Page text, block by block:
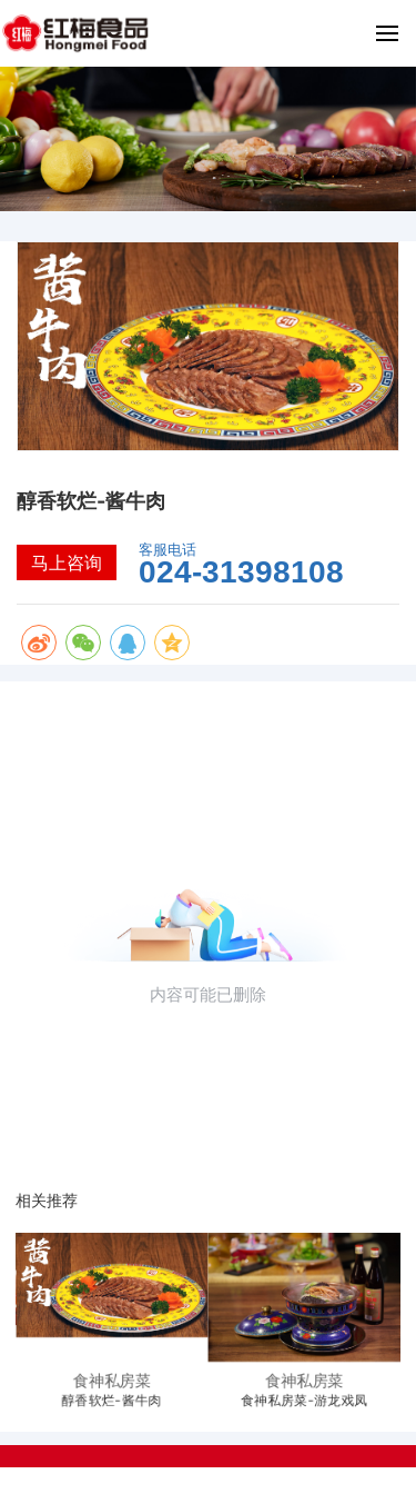
醇香软烂-酱牛肉
马上咨询
客服电话
024-31398108
相关推荐
食神私房菜
醇香软烂-酱牛肉
食神私房菜
食神私房菜-游龙戏凤